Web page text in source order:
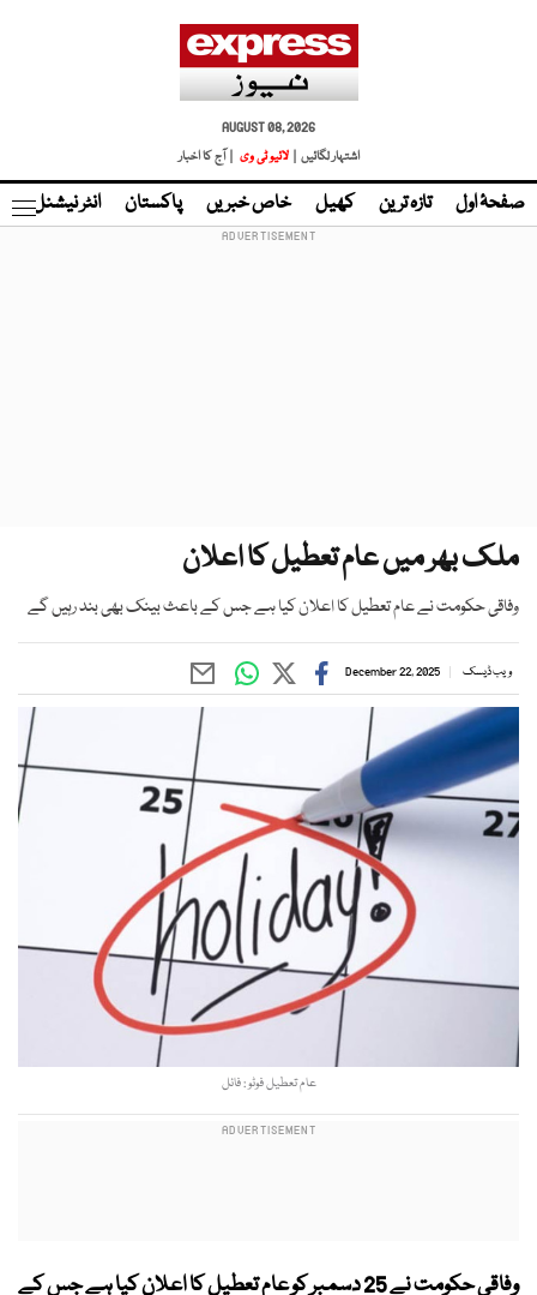
AUGUST 08, 2026
اشتہار لگائیں |
لائیو ٹی وی | آج کا اخبار
صفحۂ اول تازہ ترین کھیل خاص خبریں پاکستان انٹر نیشنل
ملک بھر میں عام تعطیل کا اعلان
وفاقی حکومت نے عام تعطیل کا اعلان کیا ہے جس کے باعث بینک بھی بند رہیں گے
ویب ڈیسک December 22, 2025
عام تعطیل فوٹو : فائل
وفاقی حکومت نے 25 دسمبر کو عام تعطیل کا اعلان کیا ہے جس کے